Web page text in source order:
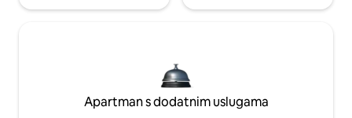
Apartman s dodatnim uslugama